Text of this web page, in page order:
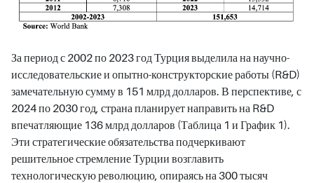
За период с 2002 по 2023 год Турция выделила на научно-
исследовательские и опытно-конструкторские работы (R&D)
замечательную сумму в 151 млрд долларов. В перспективе, с
2024 по 2030 год, страна планирует направить на R&D
впечатляющие 136 млрд долларов (Таблица 1 и График 1).
Эти стратегические обязательства подчеркивают
решительное стремление Турции возглавить
технологическую революцию, опираясь на 300 тысяч